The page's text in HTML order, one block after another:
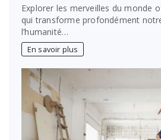
Explorer les merveilles du monde
qui transforme profondément
l’humanité…
En savoir plus